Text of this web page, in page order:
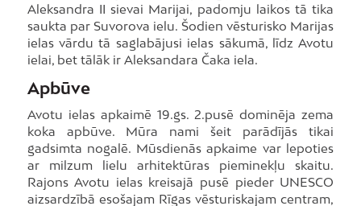
Aleksandra II sievai Marijai, padomju laikos tā tika
saukta par Suvorova ielu. Šodien vēsturisko Marijas
ielas vārdu tā saglabājusi ielas sākumā, līdz Avotu
ielai, bet tālāk ir Aleksandara Čaka iela.
Apbūve
Avotu ielas apkaimē 19.gs. 2.pusē dominēja zema
koka apbūve. Mūra nami šeit parādījās tikai
gadsimta nogalē. Mūsdienās apkaime var lepoties
ar milzum lielu arhitektūras pieminekļu skaitu.
Rajons Avotu ielas kreisajā pusē pieder UNESCO
aizsardzībā esošajam Rīgas vēsturiskajam centram,